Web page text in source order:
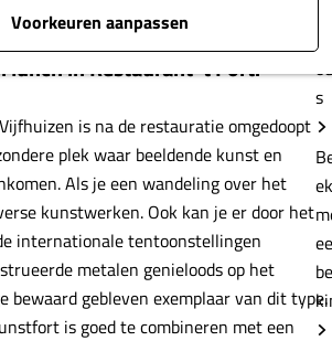
Voorkeuren aanpassen
s
en natuur in één en combineer
lunch in Restaurant ’t Fort.
is na de restauratie omgedoopt
plek waar beeldende kunst en
Als je een wandeling over het
kunstwerken. Ook kan je er door het
internationale tentoonstellingen
metalen genieloods op het
gebleven exemplaar van dit type.
is goed te combineren met een